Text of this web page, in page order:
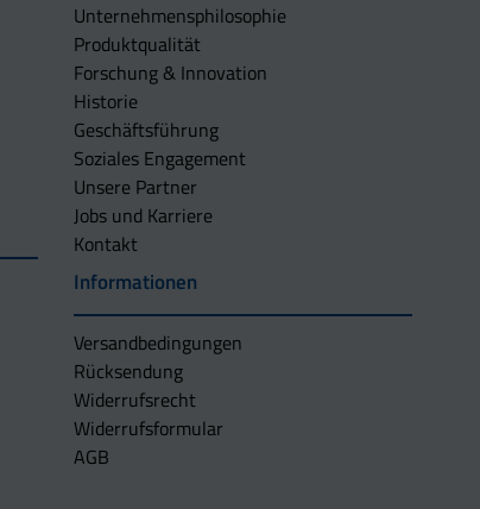
Unternehmens­philosophie
Produktqualität
Forschung & Innovation
Historie
Geschäftsführung
Soziales Engagement
Unsere Partner
Jobs und Karriere
Kontakt
Informationen
Versandbedingungen
Rücksendung
Widerrufsrecht
Widerrufsformular
AGB